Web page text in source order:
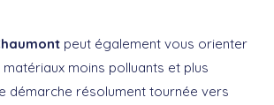
peut également vous orienter
moins polluants et plus
démarche résolument tournée vers